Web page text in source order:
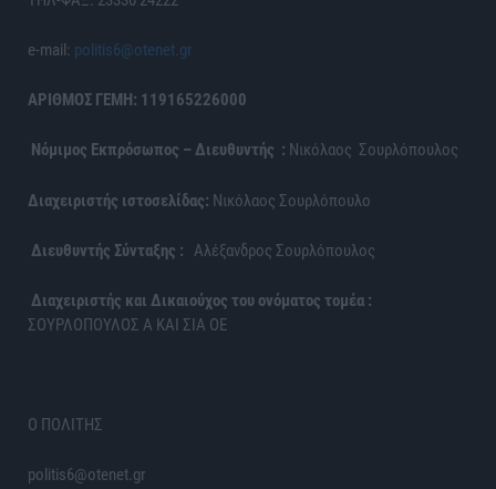
e-mail: politis6@otenet.gr
ΑΡΙΘΜΟΣ ΓΕΜΗ: 119165226000
Νόμιμος Εκπρόσωπος – Διευθυντής : Νικόλαος Σουρλόπουλος
Διαχειριστής ιστοσελίδας: Νικόλαος Σουρλόπουλο
Διευθυντής Σύνταξης : Αλέξανδρος Σουρλόπουλος
Διαχειριστής και Δικαιούχος του ονόματος τομέα :
ΣΟΥΡΛΟΠΟΥΛΟΣ Α ΚΑΙ ΣΙΑ ΟΕ
Ο ΠΟΛΙΤΗΣ
politis6@otenet.gr